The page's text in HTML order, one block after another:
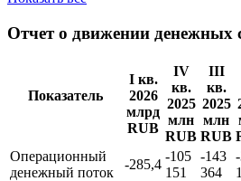
Отчет о движении денежных
Показатель
I кв.
2026
млрд
RUB
IV
кв.
2025
млн
RUB
III
кв.
2025
млн
RUB
Операционный
денежный поток
-285,4
-105
151
-143
364